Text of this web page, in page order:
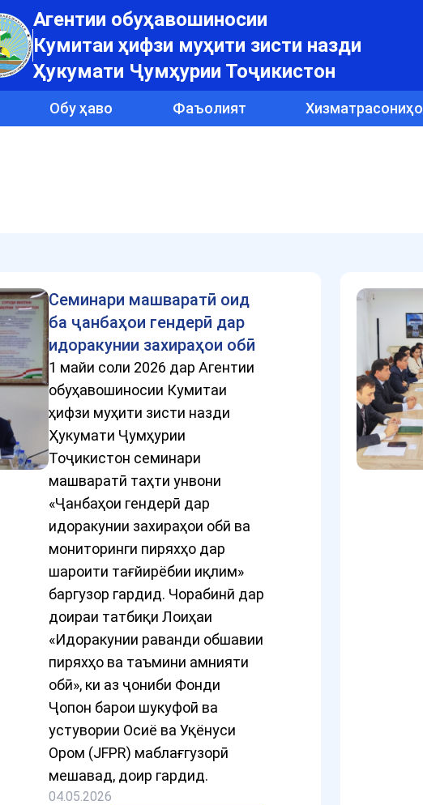
Агентии обуҳавошиносии
Кумитаи ҳифзи муҳити зисти назди
Ҳукумати Ҷумҳурии Тоҷикистон
Обу ҳаво Фаъолият Хизматрасониҳо
Семинари машваратӣ оид
ба ҷанбаҳои гендерӣ дар
идоракунии захираҳои обӣ
1 майи соли 2026 дар Агентии
обуҳавошиносии Кумитаи
ҳифзи муҳити зисти назди
Ҳукумати Ҷумҳурии
Тоҷикистон семинари
машваратӣ таҳти унвони
«Ҷанбаҳои гендерӣ дар
идоракунии захираҳои обӣ ва
мониторинги пиряхҳо дар
шароити тағйирёбии иқлим»
баргузор гардид. Чорабинӣ дар
доираи татбиқи Лоиҳаи
«Идоракунии раванди обшавии
пиряхҳо ва таъмини амнияти
обӣ», ки аз ҷониби Фонди
Ҷопон барои шукуфоӣ ва
устувории Осиё ва Уқёнуси
Ором (JFPR) маблағгузорӣ
мешавад, доир гардид.
04.05.2026